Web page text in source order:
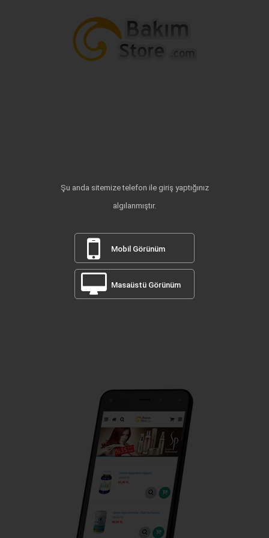
Şu anda sitemize telefon ile giriş yaptığınız
algılanmıştır.
Mobil Görünüm
Masaüstü Görünüm